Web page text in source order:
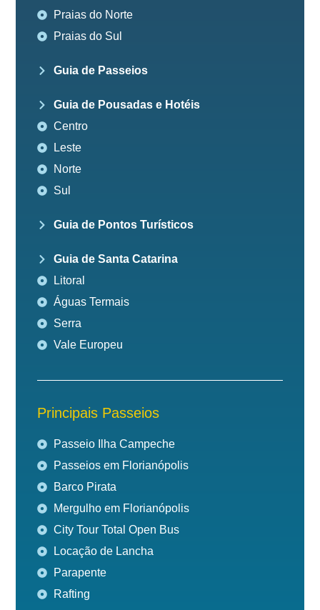
Praias do Norte
Praias do Sul
Guia de Passeios
Guia de Pousadas e Hotéis
Centro
Leste
Norte
Sul
Guia de Pontos Turísticos
Guia de Santa Catarina
Litoral
Águas Termais
Serra
Vale Europeu
Principais Passeios
Passeio Ilha Campeche
Passeios em Florianópolis
Barco Pirata
Mergulho em Florianópolis
City Tour Total Open Bus
Locação de Lancha
Parapente
Rafting